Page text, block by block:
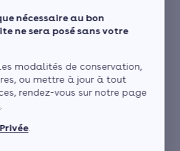
nécessaire au bon
ne sera posé sans votre
modalités de conservation,
ou mettre à jour à tout
rendez-vous sur notre page
.
.
client qu'il vous faut
chantiers de qualité